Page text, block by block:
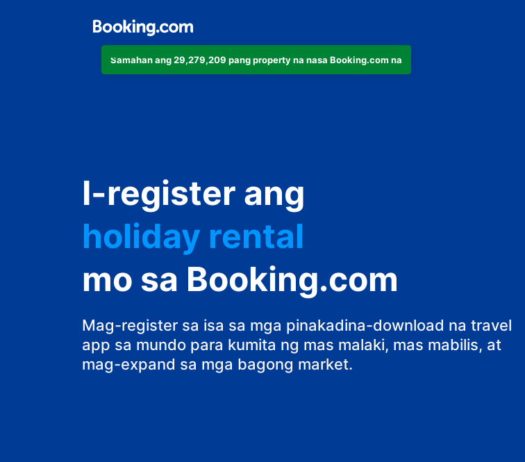
Samahan ang 29,279,209 pang property na nasa Booking.com na
I-register ang
hotel
holiday rental
guest house
bed and breakfast
mo sa Booking.com
Mag-register sa isa sa mga pinakadina-download na travel
app sa mundo para kumita ng mas malaki, mas mabilis, at
mag-expand sa mga bagong market.